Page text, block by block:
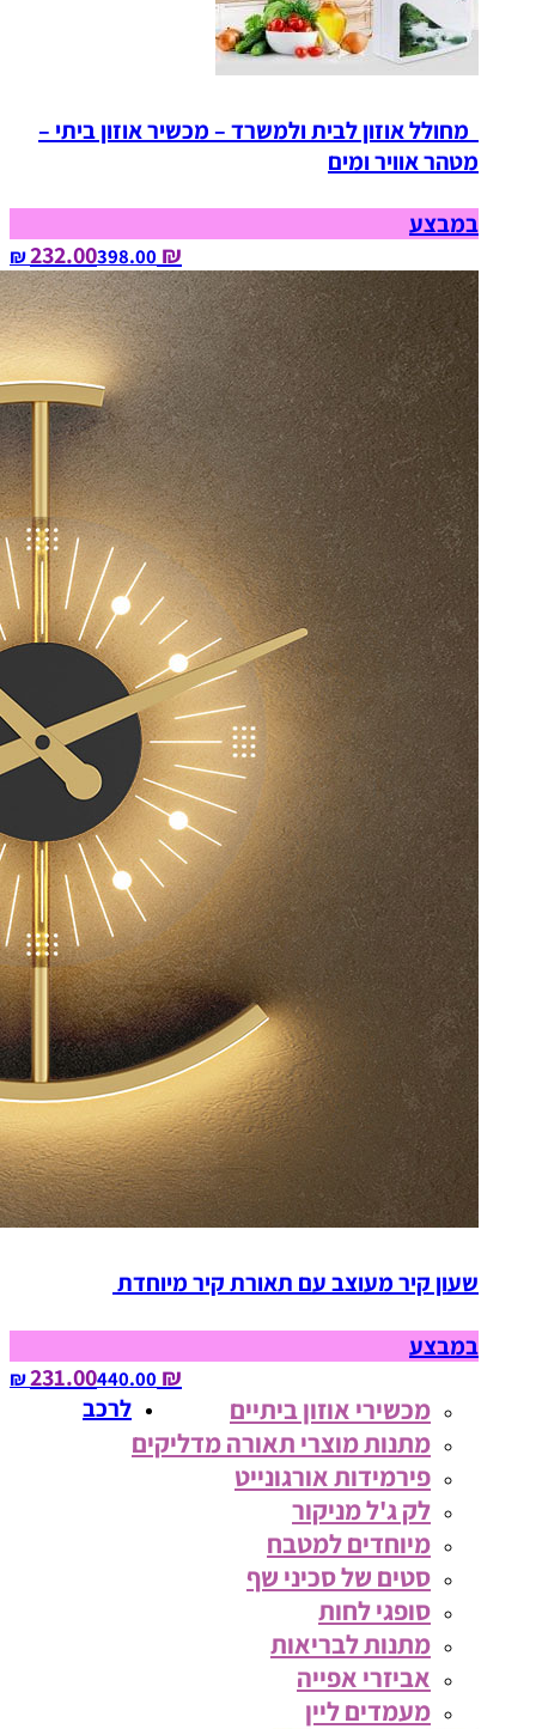
מחולל אוזון לבית ולמשרד – מכשיר אוזון ביתי –
מטהר אוויר ומים
במבצע
₪ 232.00
398.00‏ ₪
שעון קיר מעוצב עם תאורת קיר מיוחדת
במבצע
₪ 231.00
440.00‏ ₪
מכשירי אוזון ביתיים
מתנות מוצרי תאורה מדליקים
פירמידות אורגונייט
לק ג'ל מניקור
מיוחדים למטבח
סטים של סכיני שף
סופגי לחות
מתנות לבריאות
אביזרי אפייה
מעמדים ליין
לרכב